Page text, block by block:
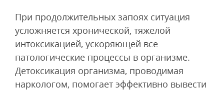
При продолжительных запоях ситуация
усложняется хронической, тяжелой
интоксикацией, ускоряющей все
патологические процессы в организме.
Детоксикация организма, проводимая
наркологом, помогает эффективно вывести